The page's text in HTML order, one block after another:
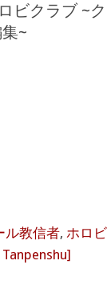
ビクラブ ~
~
ル教信者, ホロ